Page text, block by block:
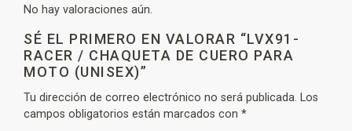
No hay valoraciones aún.
SÉ EL PRIMERO EN VALORAR “LVX91-
RACER / CHAQUETA DE CUERO PARA
MOTO (UNISEX)”
Tu dirección de correo electrónico no será publicada. Los
campos obligatorios están marcados con *